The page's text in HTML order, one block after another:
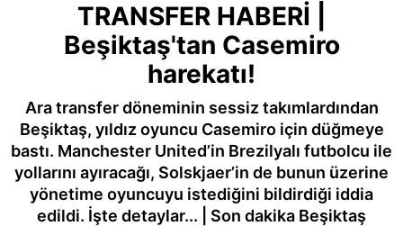
TRANSFER HABERİ |
Beşiktaş'tan Casemiro
harekatı!
Ara transfer döneminin sessiz takımlardından
Beşiktaş, yıldız oyuncu Casemiro için düğmeye
bastı. Manchester United’in Brezilyalı futbolcu ile
yollarını ayıracağı, Solskjaer’in de bunun üzerine
yönetime oyuncuyu istediğini bildirdiği iddia
edildi. İşte detaylar... | Son dakika Beşiktaş